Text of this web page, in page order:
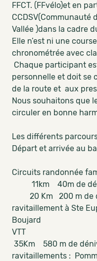
FFCT. (FFvélo)et en
CCDSV(Communauté
Vallée )dans la cadre
Elle n’est ni une
chronométrée avec
Chaque participant
personnelle et doit se
de la route et aux
Nous souhaitons que
circuler en bonne
Les différents
Départ et arrivée au
Circuits randonnée
11km 40m de
20 Km 200 m de
ravitaillement à Ste
Boujard
VTT
35Km 580 m de
ravitaillements :